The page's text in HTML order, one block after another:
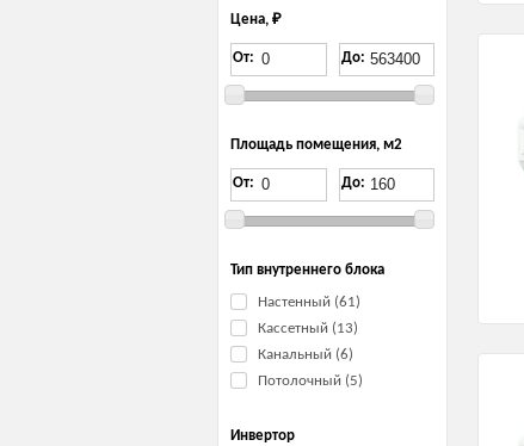
Цена, ₽
От: До:
Площадь помещения, м2
От: До:
Тип внутреннего блока
Настенный (61)
Кассетный (13)
Канальный (6)
Потолочный (5)
Инвертор